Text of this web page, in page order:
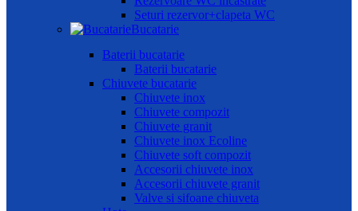
Seturi rezervor+clapeta WC
Bucatarie
Baterii bucatarie
Baterii bucatarie
Chiuvete bucatarie
Chiuvete inox
Chiuvete compozit
Chiuvete granit
Chiuvete inox Ecoline
Chiuvete soft compozit
Accesorii chiuvete inox
Accesorii chiuvete granit
Valve si sifoane chiuveta